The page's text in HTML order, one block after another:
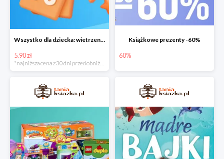
Wszystko dla dziecka: wietrzenie magazynu
5.90 zł
*najniższa cena z 30 dni przed obniżką
Książkowe prezenty -60%
60%